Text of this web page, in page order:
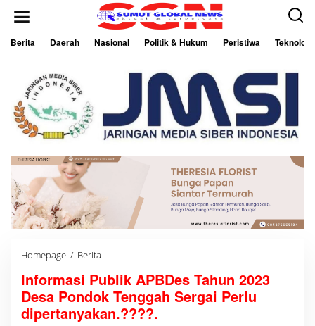
Berita Daerah Nasional Politik & Hukum Peristiwa Teknologi
Homepage / Berita
o
r
a
Informasi Publik APBDes Tahun 2023
Desa Pondok Tenggah Sergai Perlu
dipertanyakan.????.